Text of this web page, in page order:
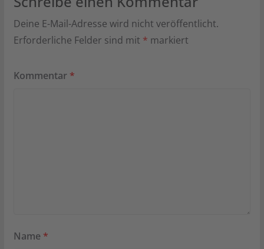
Deine E-Mail-Adresse wird nicht veröffentlicht.
Erforderliche Felder sind mit * markiert
Kommentar *
Name *